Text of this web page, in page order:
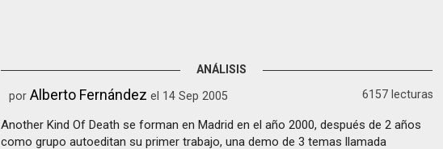
ANÁLISIS
porAlberto Fernández el 14 Sep 2005 6157 lecturas
Another Kind Of Death se forman en Madrid en el año 2000, después de 2 años
como grupo autoeditan su primer trabajo, una demo de 3 temas llamada